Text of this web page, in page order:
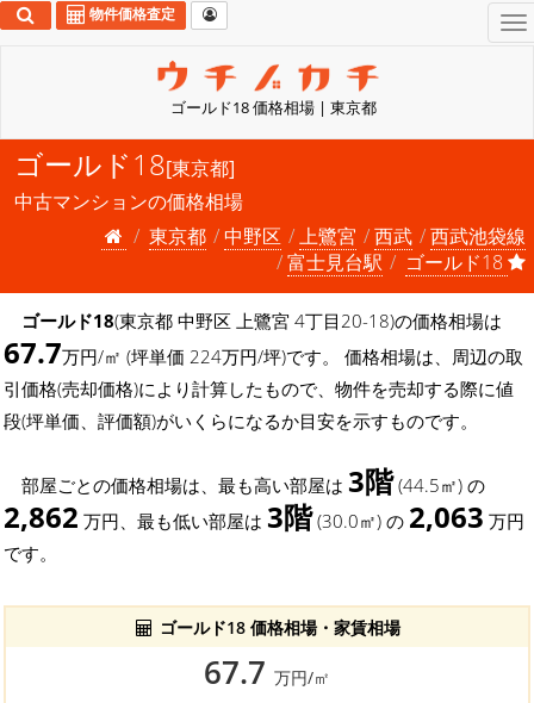
ゴールド18 価格相場 | 東京都
物件価格査定
ゴールド18[東京都]
中古マンションの価格相場
東京都
中野区 上鷺宮 西武
西武池袋線
富士見台駅
ゴールド18
ゴールド18(東京都 中野区 上鷺宮 4丁目20-18)の価格相場は
67.7万円/㎡ (坪単価 224万円/坪)です。 価格相場は、周辺の取
引価格(売却価格)により計算したもので、物件を売却する際に値
段(坪単価、評価額)がいくらになるか目安を示すものです。
部屋ごとの価格相場は、最も高い部屋は 3階(44.5㎡) の
2,862 万円、最も低い部屋は 3階(30.0㎡) の 2,063 万円
です。
ゴールド18 価格相場・家賃相場
67.7 万円/㎡